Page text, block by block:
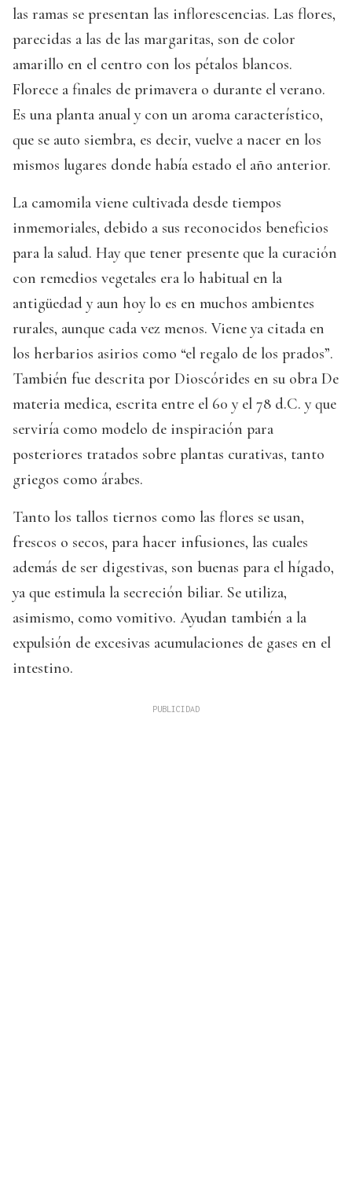
las ramas se presentan las inflorescencias. Las flores,
parecidas a las de las margaritas, son de color
amarillo en el centro con los pétalos blancos.
Florece a finales de primavera o durante el verano.
Es una planta anual y con un aroma característico,
que se auto siembra, es decir, vuelve a nacer en los
mismos lugares donde había estado el año anterior.
La camomila viene cultivada desde tiempos
inmemoriales, debido a sus reconocidos beneficios
para la salud. Hay que tener presente que la curación
con remedios vegetales era lo habitual en la
antigüedad y aun hoy lo es en muchos ambientes
rurales, aunque cada vez menos. Viene ya citada en
los herbarios asirios como “el regalo de los prados”.
También fue descrita por Dioscórides en su obra De
materia medica, escrita entre el 60 y el 78 d.C. y que
serviría como modelo de inspiración para
posteriores tratados sobre plantas curativas, tanto
griegos como árabes.
Tanto los tallos tiernos como las flores se usan,
frescos o secos, para hacer infusiones, las cuales
además de ser digestivas, son buenas para el hígado,
ya que estimula la secreción biliar. Se utiliza,
asimismo, como vomitivo. Ayudan también a la
expulsión de excesivas acumulaciones de gases en el
intestino.